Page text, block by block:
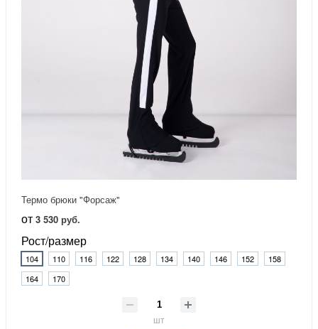
Термо брюки "Форсаж"
от 3 530 руб.
Рост/размер
104 110 116 122 128 134 140 146 152
158
164
170
шт